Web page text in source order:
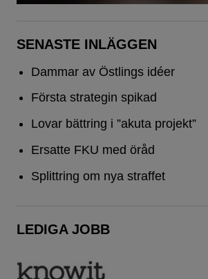
SENASTE INLÄGGEN
Dammar av Östlings idéer
Första strategin spikad
Lovar bättring i ”akuta projekt”
Ersatte FKU med öråd
Splittring om nya straffet
LEDIGA JOBB